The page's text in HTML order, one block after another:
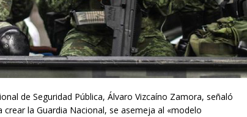
de Seguridad Pública, Álvaro Vizcaíno Zamora, señaló
la Guardia Nacional, se asemeja al «modelo